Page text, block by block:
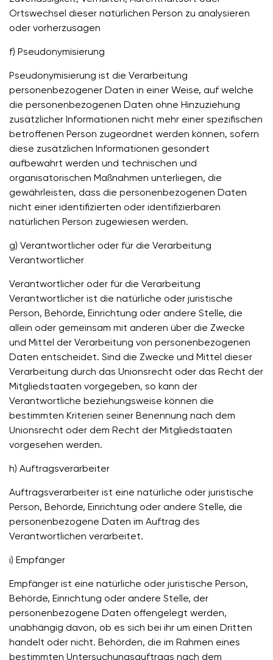
Ortswechsel dieser natürlichen Person zu analysieren
oder vorherzusagen
f) Pseudonymisierung
Pseudonymisierung ist die Verarbeitung
personenbezogener Daten in einer Weise, auf welche
die personenbezogenen Daten ohne Hinzuziehung
zusätzlicher Informationen nicht mehr einer spezifischen
betroffenen Person zugeordnet werden können, sofern
diese zusätzlichen Informationen gesondert
aufbewahrt werden und technischen und
organisatorischen Maßnahmen unterliegen, die
gewährleisten, dass die personenbezogenen Daten
nicht einer identifizierten oder identifizierbaren
natürlichen Person zugewiesen werden.
g) Verantwortlicher oder für die Verarbeitung
Verantwortlicher
Verantwortlicher oder für die Verarbeitung
Verantwortlicher ist die natürliche oder juristische
Person, Behörde, Einrichtung oder andere Stelle, die
allein oder gemeinsam mit anderen über die Zwecke
und Mittel der Verarbeitung von personenbezogenen
Daten entscheidet. Sind die Zwecke und Mittel dieser
Verarbeitung durch das Unionsrecht oder das Recht der
Mitgliedstaaten vorgegeben, so kann der
Verantwortliche beziehungsweise können die
bestimmten Kriterien seiner Benennung nach dem
Unionsrecht oder dem Recht der Mitgliedstaaten
vorgesehen werden.
h) Auftragsverarbeiter
Auftragsverarbeiter ist eine natürliche oder juristische
Person, Behörde, Einrichtung oder andere Stelle, die
personenbezogene Daten im Auftrag des
Verantwortlichen verarbeitet.
i) Empfänger
Empfänger ist eine natürliche oder juristische Person,
Behörde, Einrichtung oder andere Stelle, der
personenbezogene Daten offengelegt werden,
unabhängig davon, ob es sich bei ihr um einen Dritten
handelt oder nicht. Behörden, die im Rahmen eines
bestimmten Untersuchungsauftrags nach dem